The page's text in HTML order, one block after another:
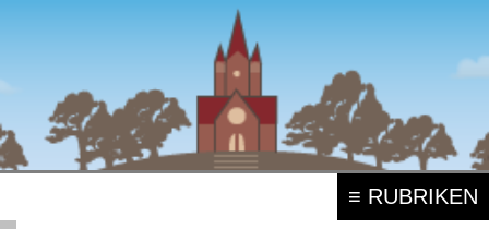
≡ RUBRIKEN